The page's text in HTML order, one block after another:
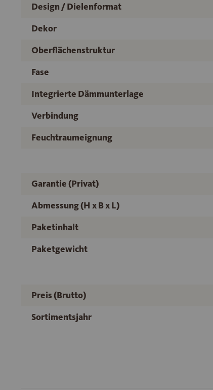
Design / Dielenformat
Dekor
Oberflächenstruktur
Fase
Integrierte Dämmunterlage
Verbindung
Feuchtraumeignung
Garantie (Privat)
Abmessung (H x B x L)
Paketinhalt
Paketgewicht
Preis (Brutto)
Sortimentsjahr